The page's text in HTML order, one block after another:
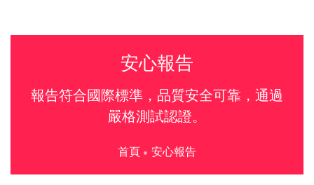
安心報告
報告符合國際標準，品質安全可靠，通過
嚴格測試認證。
首頁 安心報告